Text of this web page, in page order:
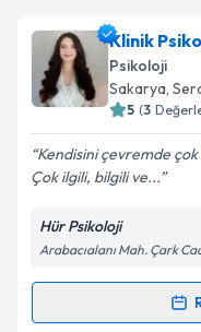
Klinik Psikolog
randevu takvimi
randevu almanız
posta ile
E-posta Adresiniz
Kişisel
Metni'ni
kapsamda
Klinik
Psikoloji
Sakarya,
5 (3
Kendisini çevremde
Çok ilgili, bilgili ve...
Hür Psikoloji
Arabacıalanı Mah. Çark
Randevu